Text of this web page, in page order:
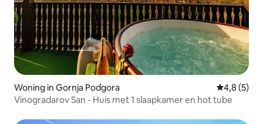
Woning in Gornja Podgora
4,8 (5)
Vinogradarov San - Huis met 1 slaapkamer en hot tube